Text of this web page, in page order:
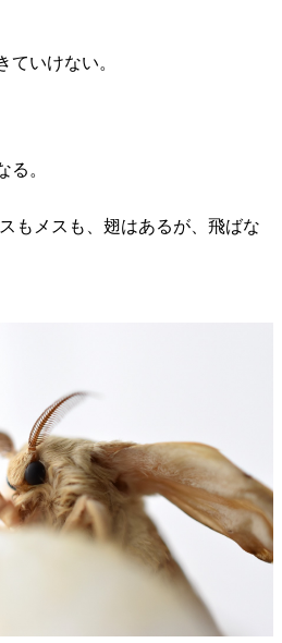
ていけない。
る。
もメスも、翅はあるが、飛ばな